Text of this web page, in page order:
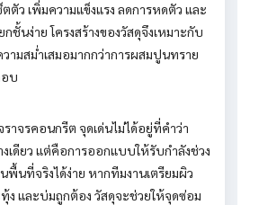
ตัว เพิ่มความแข็งแรง ลดการหดตัว และ
ชั้นง่าย โครงสร้างของวัสดุจึงเหมาะกับ
ามสม่ำเสมอมากกว่าการผสมปูนทราย
อบ
าจรคอนกรีต จุดเด่นไม่ได้อยู่ที่คำว่า
งเดียว แต่คือการออกแบบให้รับกำลังช่วง
พื้นที่จริงได้ง่าย หากทีมงานเตรียมผิว
ง และบ่มถูกต้อง วัสดุจะช่วยให้จุดซ่อม